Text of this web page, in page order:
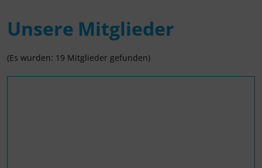
Unsere Mitglieder
(Es wurden: 19 Mitglieder gefunden)